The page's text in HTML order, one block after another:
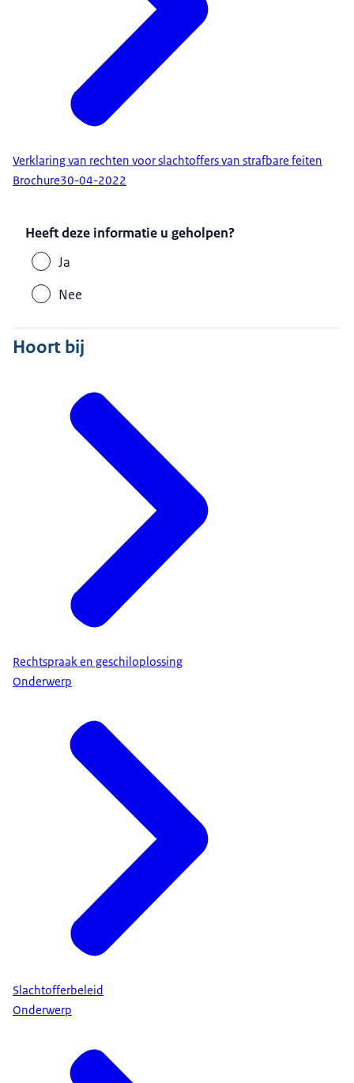
Verklaring van rechten voor slachtoffers van strafbare feiten
Brochure30-04-2022
Heeft deze informatie u geholpen?
Ja
Nee
Hoort bij
Rechtspraak en geschiloplossing
Onderwerp
Slachtofferbeleid
Onderwerp